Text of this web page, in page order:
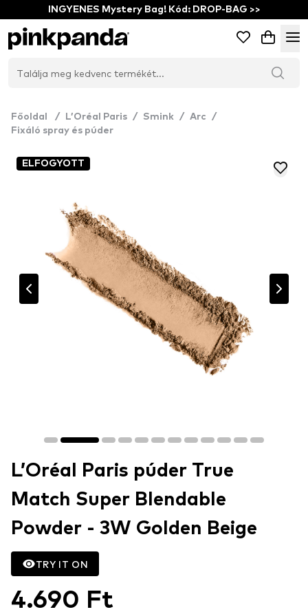
INGYENES Mystery Bag! Kód: DROP-BAG >>
Főoldal / L’Oréal Paris / Smink / Arc
/
Fixáló spray és púder
ELFOGYOTT
L’Oréal Paris púder True
Match Super Blendable
Powder - 3W Golden Beige
TRY IT ON
4.690 Ft